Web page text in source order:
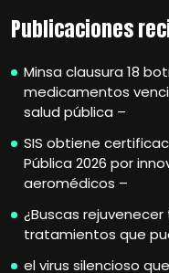
Publicaciones
Minsa clausura 18
medicamentos
salud pública –
SIS obtiene
Pública 2026 por
aeromédicos –
¿Buscas
tratamientos que
el virus silencioso